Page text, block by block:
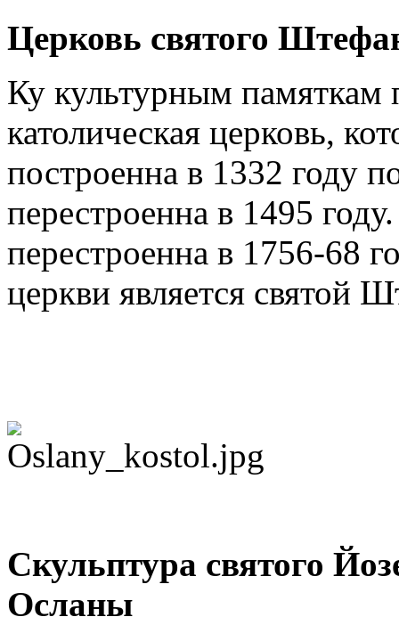
Церковь святого
Ку культурным памяткам
католическая церковь,
построенна в 1332 году
перестроенна в 1495
перестроенна в 1756-68
церкви является святой
Скульптура святого
Осланы